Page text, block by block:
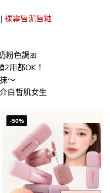
| 裸霧唇泥唇釉
粉色調🎀​
用都OK！
～
白皙肌女生
-50%